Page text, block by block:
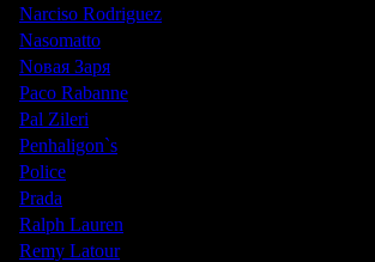
Narciso Rodriguez
Nasomatto
Nовая Заря
Paco Rabanne
Pal Zileri
Penhaligon`s
Police
Prada
Ralph Lauren
Remy Latour